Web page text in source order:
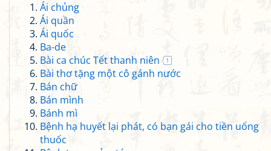
Ái chủng
Ái quần
Ái quốc
Ba-de
Bài ca chúc Tết thanh niên
1
Bài thơ tặng một cô gánh nước
Bán chữ
Bán mình
Bánh mì
Bệnh hạ huyết lại phát, có bạn gái cho tiền uống
thuốc